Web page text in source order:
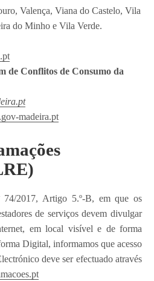
Valença, Viana do Castelo, Vila
do Minho e Vila Verde.
de Conflitos de Consumo da
madeira.pt
2017, Artigo 5.º-B, em que os
de serviços devem divulgar
em local visível e de forma
Digital, informamos que acesso
deve ser efectuado através